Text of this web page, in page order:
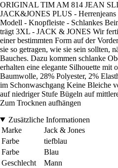
ORIGINAL TIM AM 814 JEAN
JACK&JONES PLUS - Herrenjeans
Modell - Knopfleiste - Schlankes
trägt 3XL - JACK & JONES Wir
einer bestimmten Form auf der
sie so getragen, wie sie sein sollten,
Bauches. Dazu kommen schlanke
erhalten eine elegante Silhouette mit
Baumwolle, 28% Polyester, 2%
im Schonwaschgang Keine Bleiche
auf niedriger Stufe Bügeln auf
Zum Trocknen aufhängen
Zusätzliche Informationen
Marke
Jack & Jones
Farbe
tiefblau
Farbe
Blau
Geschlecht
Mann